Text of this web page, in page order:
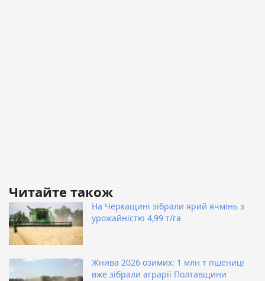
Читайте також
На Черкащині зібрали ярий ячмінь з
урожайністю 4,99 т/га
Жнива 2026 озимих: 1 млн т пшениці
вже зібрали аграрії Полтавщини